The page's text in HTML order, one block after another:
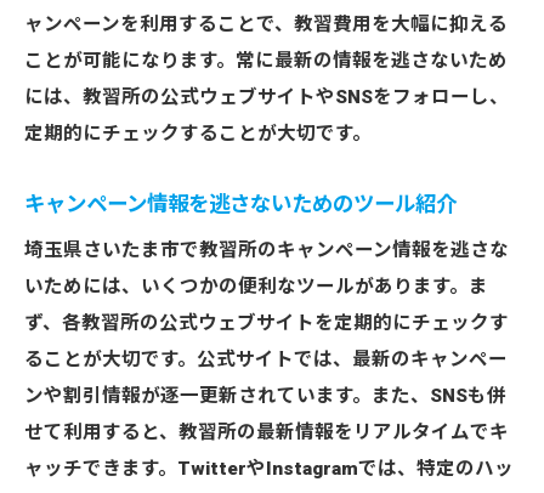
ャンペーンを利用することで、教習費用を大幅に抑える
ことが可能になります。常に最新の情報を逃さないため
には、教習所の公式ウェブサイトやSNSをフォローし、
定期的にチェックすることが大切です。
キャンペーン情報を逃さないためのツール紹介
埼玉県さいたま市で教習所のキャンペーン情報を逃さな
いためには、いくつかの便利なツールがあります。ま
ず、各教習所の公式ウェブサイトを定期的にチェックす
ることが大切です。公式サイトでは、最新のキャンペー
ンや割引情報が逐一更新されています。また、SNSも併
せて利用すると、教習所の最新情報をリアルタイムでキ
ャッチできます。TwitterやInstagramでは、特定のハッ